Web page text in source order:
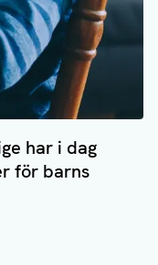
har i dag
för barns